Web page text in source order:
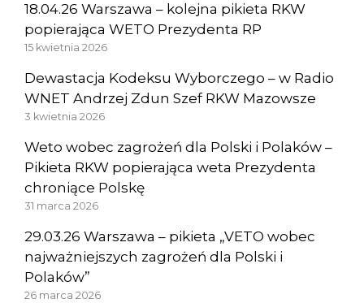
18.04.26 Warszawa – kolejna pikieta RKW
popierająca WETO Prezydenta RP
15 kwietnia 2026
Dewastacja Kodeksu Wyborczego – w Radio
WNET Andrzej Zdun Szef RKW Mazowsze
3 kwietnia 2026
Weto wobec zagrożeń dla Polski i Polaków –
Pikieta RKW popierająca weta Prezydenta
chroniące Polskę
31 marca 2026
29.03.26 Warszawa – pikieta „VETO wobec
najważniejszych zagrożeń dla Polski i
Polaków”
26 marca 2026